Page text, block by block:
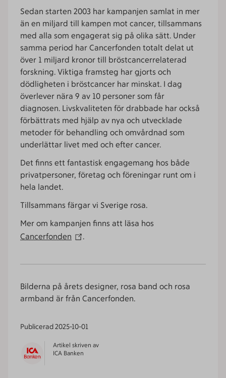
Sedan starten 2003 har kampanjen samlat in mer
än en miljard till kampen mot cancer, tillsammans
med alla som engagerat sig på olika sätt. Under
samma period har Cancerfonden totalt delat ut
över 1 miljard kronor till bröstcancerrelaterad
forskning. Viktiga framsteg har gjorts och
dödligheten i bröstcancer har minskat. I dag
överlever nära 9 av 10 personer som får
diagnosen. Livskvaliteten för drabbade har också
förbättrats med hjälp av nya och utvecklade
metoder för behandling och omvårdnad som
underlättar livet med och efter cancer.
Det finns ett fantastisk engagemang hos både
privatpersoner, företag och föreningar runt om i
hela landet.
Tillsammans färgar vi Sverige rosa.
Mer om kampanjen finns att läsa hos
Cancerfonden
.
Bilderna på årets designer, rosa band och rosa
armband är från Cancerfonden.
Publicerad2025-10-01
Artikel skriven av
ICA Banken